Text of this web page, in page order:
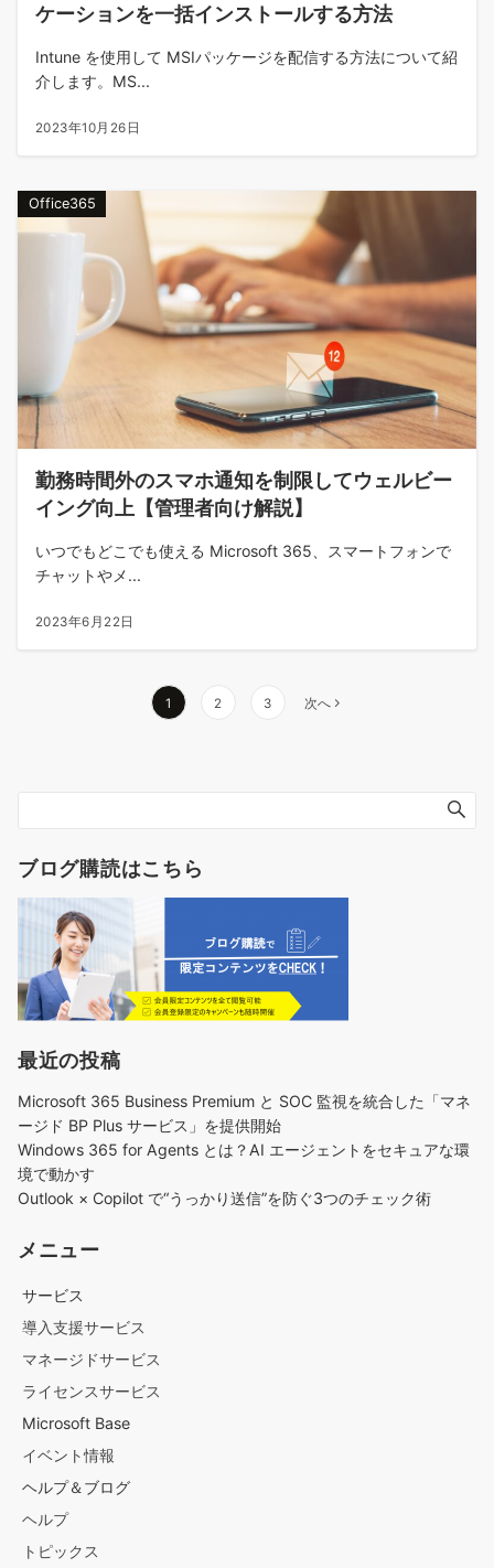
ケーションを一括インストールする方法
Intune を使用して MSIパッケージを配信する方法について紹
介します。MS...
2023年10月26日
Office365
勤務時間外のスマホ通知を制限してウェルビー
イング向上【管理者向け解説】
いつでもどこでも使える Microsoft 365、スマートフォンで
チャットやメ...
2023年6月22日
ジ
送
1 2 3 次へ
ブログ購読はこちら
最近の投稿
Microsoft 365 Business Premium と SOC 監視を統合した「マネ
ージド BP Plus サービス」を提供開始
Windows 365 for Agents とは？AI エージェントをセキュアな環
境で動かす
Outlook × Copilot で“うっかり送信”を防ぐ3つのチェック術​
メニュー
サービス
導入支援サービス
マネージドサービス
ライセンスサービス
Microsoft Base
イベント情報
ヘルプ＆ブログ
ヘルプ
トピックス